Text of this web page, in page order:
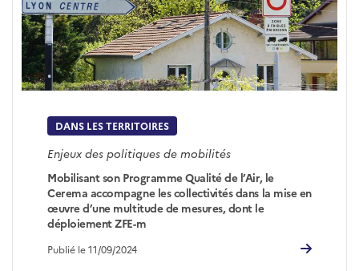
DANS LES TERRITOIRES
Enjeux des politiques de mobilités
Mobilisant son Programme Qualité de l’Air, le
Cerema accompagne les collectivités dans la mise en
œuvre d’une multitude de mesures, dont le
déploiement ZFE-m
Publié le 11/09/2024